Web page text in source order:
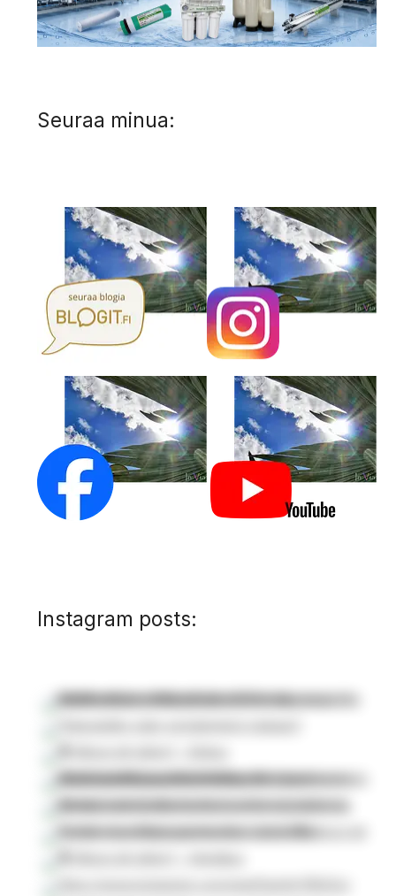
Seuraa minua:
Instagram posts: